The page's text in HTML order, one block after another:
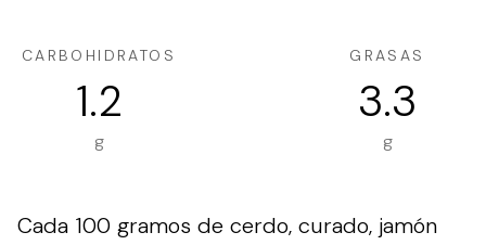
CARBOHIDRATOS
1.2
g
GRASAS
3.3
g
Cada 100 gramos de cerdo, curado, jamón